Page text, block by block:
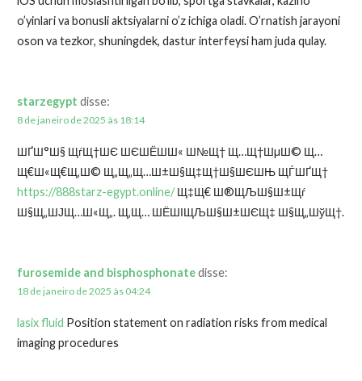
o’yinlari va bonusli aktsiyalarni o’z ichiga oladi. O’rnatish jarayoni
oson va tezkor, shuningdek, dastur interfeysi ham juda qulay.
starzegypt disse:
8 de janeiro de 2025 às 18:14
ШҐШ°Ш§ ЩѓЩ†ШЄ ШЄШЁШ­Ш« Ш№Щ† Щ…Щ†ШµШ© Щ…
Щ€Ш«Щ€Щ‚Ш© Щ„Щ„Щ…Ш±Ш§Щ‡Щ†Ш§ШЄШЊ ЩЃШҐЩ†
https://888starz-egypt.online/Щ‡Щ€ Ш®ЩЉШ§Ш±Щѓ
Ш§Щ„ШЈЩ…Ш«Щ„. Щ‚Щ… ШЁШІЩЉШ§Ш±ШЄЩ‡ Ш§Щ„ШўЩ†.
furosemide and bisphosphonatedisse:
18 de janeiro de 2025 às 04:24
lasix fluid Position statement on radiation risks from medical
imaging procedures